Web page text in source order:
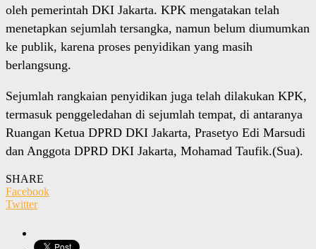
oleh pemerintah DKI Jakarta. KPK mengatakan telah
menetapkan sejumlah tersangka, namun belum diumumkan
ke publik, karena proses penyidikan yang masih
berlangsung.
Sejumlah rangkaian penyidikan juga telah dilakukan KPK,
termasuk penggeledahan di sejumlah tempat, di antaranya
Ruangan Ketua DPRD DKI Jakarta, Prasetyo Edi Marsudi
dan Anggota DPRD DKI Jakarta, Mohamad Taufik.(Sua).
SHARE
Facebook
Twitter